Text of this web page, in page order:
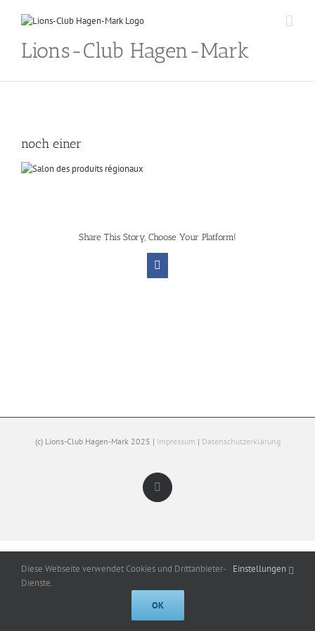
Lions-Club Hagen-Mark
noch einer
Share This Story, Choose Your Platform!
Facebook
(c) Lions-Club Hagen-Mark 2025 | Impressum | Datenschutzerklärung
Facebook
Diese Webseite verwendet Cookies und Drittanbieter-
Dienste.
Einstellungen
OK
Cookies help us deliver our services. By using our services, you agree to
our use of cookies.
Got it